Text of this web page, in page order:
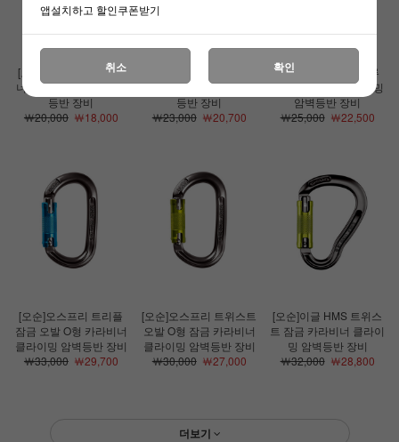
[오순]팔콘 밴트 카라비
너 2색상 클라이밍 암벽
등반 장비
￦20,000￦18,000
카라비너 클라이밍 암벽
등반 장비
￦23,000￦20,700
[오순]오스프리 스크류
잠금 카라비너 클라이밍
암벽등반 장비
￦25,000￦22,500
[오순]오스프리 트리플
잠금 오발 O형 카라비너
클라이밍 암벽등반 장비
￦33,000￦29,700
[오순]오스프리 트위스트
오발 O형 잠금 카라비너
클라이밍 암벽등반 장비
￦30,000￦27,000
[오순]이글 HMS 트위스
트 잠금 카라비너 클라이
밍 암벽등반 장비
￦32,000￦28,800
더보기
앱설치하고 할인쿠폰받기
취소 확인